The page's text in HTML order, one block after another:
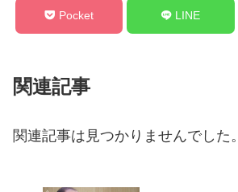
Pocket LINE
関連記事
関連記事は見つかりませんでした。